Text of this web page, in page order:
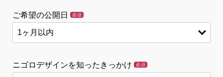
ご希望の公開日 必須
ニゴロデザインを知ったきっかけ 必須